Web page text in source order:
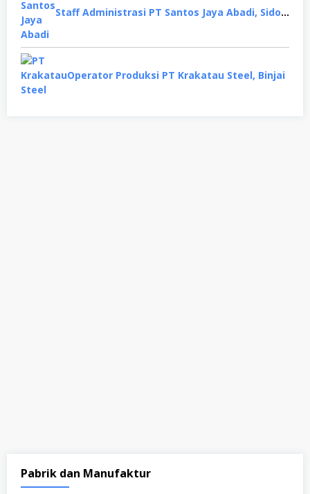
Staff Administrasi PT Santos Jaya Abadi, Sidoarjo
Operator Produksi PT Krakatau Steel, Binjai
Pabrik dan Manufaktur